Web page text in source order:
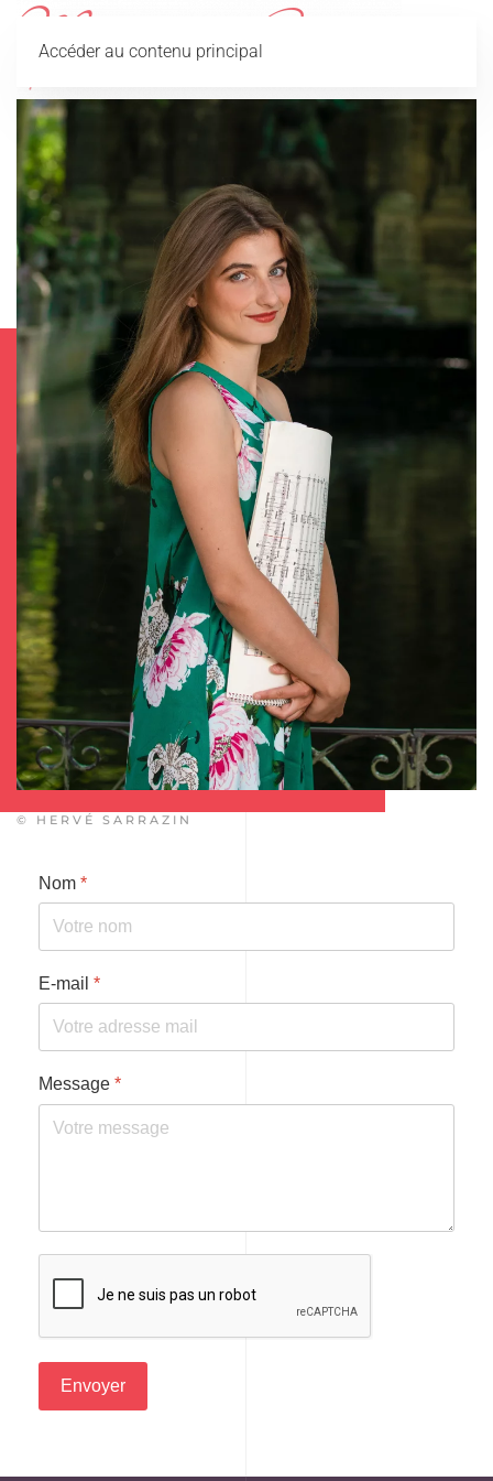
Accéder au contenu principal
© HERVÉ SARRAZIN
Nom *
E-mail *
Message *
Envoyer